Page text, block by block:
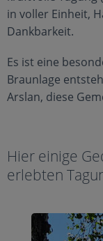
in voller Einheit,
Dankbarkeit.
Es ist eine
Braunlage
Arslan, diese
Hier einige
erlebten